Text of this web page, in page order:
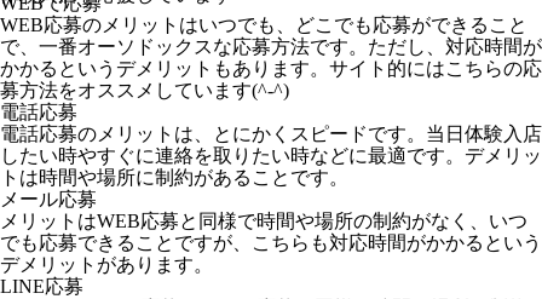
WEB応募のメリットはいつでも、どこでも応募ができること
で、一番オーソドックスな応募方法です。ただし、対応時間が
かかるというデメリットもあります。サイト的にはこちらの応
募方法をオススメしています(^-^)
電話応募
電話応募のメリットは、とにかくスピードです。当日体験入店
したい時やすぐに連絡を取りたい時などに最適です。デメリッ
トは時間や場所に制約があることです。
メール応募
メリットはWEB応募と同様で時間や場所の制約がなく、いつ
でも応募できることですが、こちらも対応時間がかかるという
デメリットがあります。
LINE応募